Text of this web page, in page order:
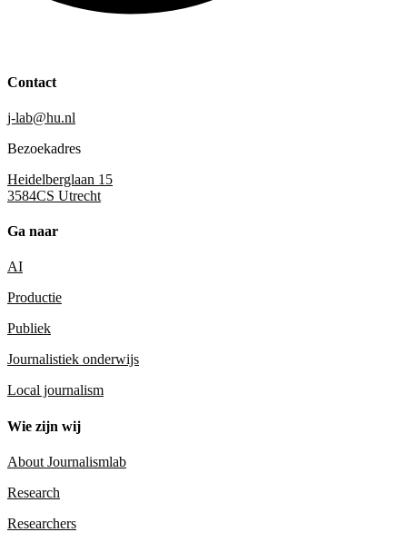
Contact
j-lab@hu.nl
Bezoekadres
Heidelberglaan 15
3584CS Utrecht
Ga naar
AI
Productie
Publiek
Journalistiek onderwijs
Local journalism
Wie zijn wij
About Journalismlab
Research
Researchers